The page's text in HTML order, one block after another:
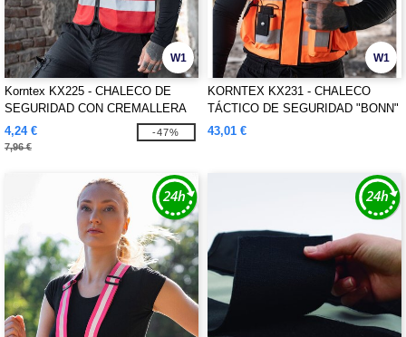
W1
Korntex KX225 - CHALECO DE
SEGURIDAD CON CREMALLERA
"COLOGNE"
4,24 €
7,96 €
-47%
W1
KORNTEX KX231 - CHALECO
TÁCTICO DE SEGURIDAD "BONN"
43,01 €